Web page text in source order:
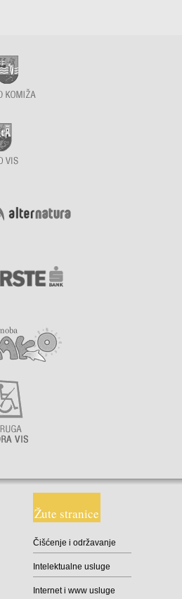
Žute stranice
Čišćenje i održavanje
Intelektualne usluge
Internet i www usluge